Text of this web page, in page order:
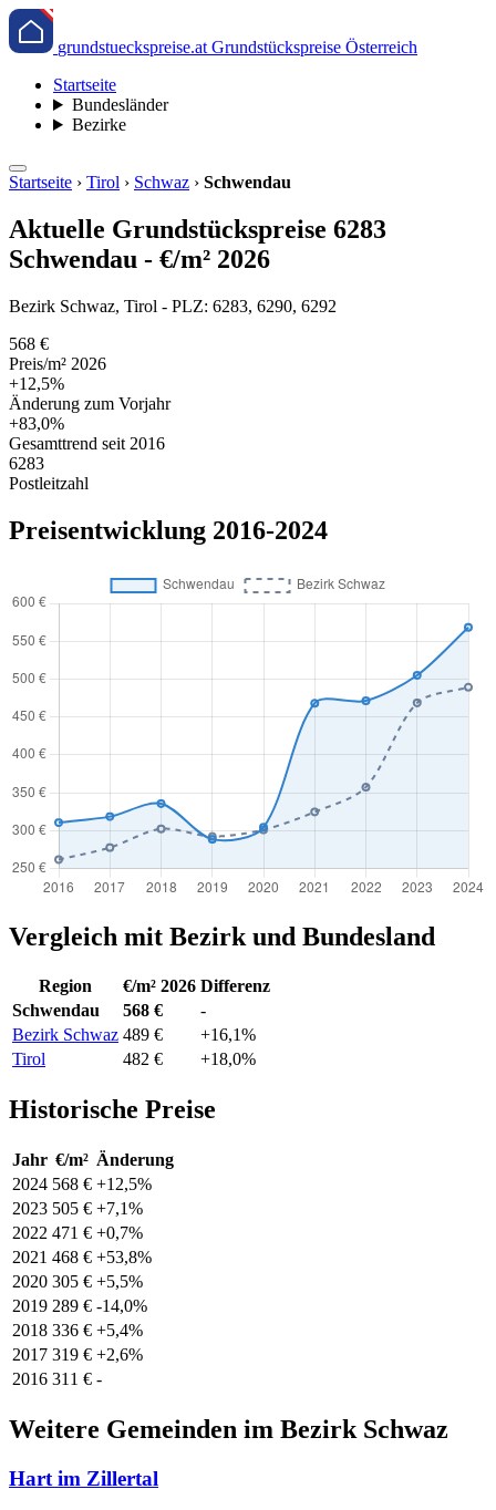
grundstueckspreise.at Grundstückspreise Österreich
Startseite
Bundesländer
Bezirke
Startseite › Tirol › Schwaz › Schwendau
Aktuelle Grundstückspreise 6283
Schwendau - €/m² 2026
Bezirk Schwaz, Tirol - PLZ: 6283, 6290, 6292
568 €
Preis/m² 2026
+12,5%
Änderung zum Vorjahr
+83,0%
Gesamttrend seit 2016
6283
Postleitzahl
Preisentwicklung 2016-2024
Vergleich mit Bezirk und Bundesland
Region €/m² 2026 Differenz
Schwendau
568 €
-
Bezirk Schwaz 489 €
+16,1%
Tirol
482 € +18,0%
Historische Preise
Jahr €/m² Änderung
2024 568 € +12,5%
2023 505 € +7,1%
2022 471 € +0,7%
2021 468 € +53,8%
2020 305 € +5,5%
2019 289 € -14,0%
2018 336 € +5,4%
2017 319 € +2,6%
2016 311 € -
Weitere Gemeinden im Bezirk Schwaz
Hart im Zillertal